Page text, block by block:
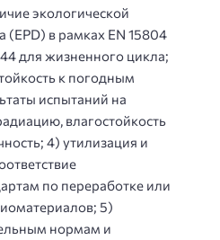
экологической
(EPD) в рамках EN 15804
для жизненного цикла;
к погодным
испытаний на
влагостойкость
4) утилизация и
по переработке или
5)
нормам и